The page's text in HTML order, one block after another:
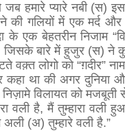
हमारे प्यारे नबी (स)
की गलियों में एक मर्द
के एक बेहतरीन निजाम
जिसके बारे में हुजुर (स) ने
वक़्त लोगो को “ग़दीर”
कहा था की अगर दुनिया
निज़ामे विलायत को
वली है, मैं तुम्हारा वली
(अ) तुम्हारे वली है.”